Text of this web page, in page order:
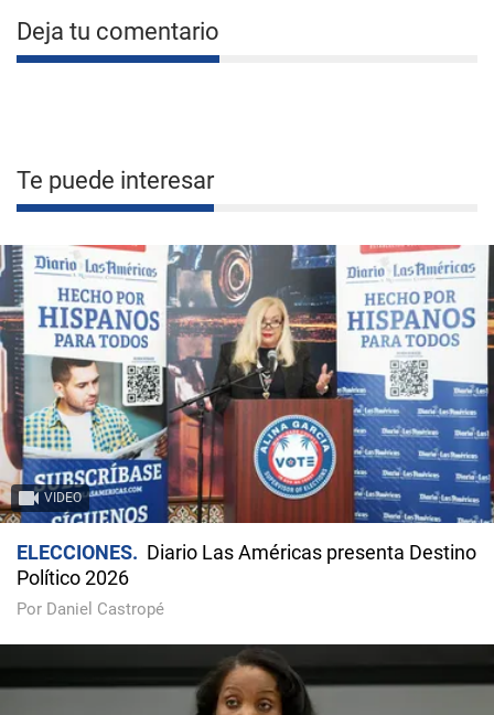
Deja tu comentario
Te puede interesar
VIDEO
ELECCIONES
Diario Las Américas presenta Destino
Político 2026
Por Daniel Castropé